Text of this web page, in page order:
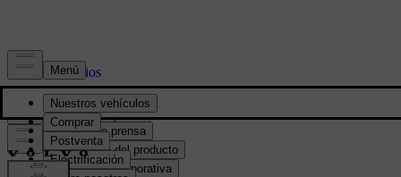
Prensa y Medios
Material de prensa
Información del producto
Información corporativa